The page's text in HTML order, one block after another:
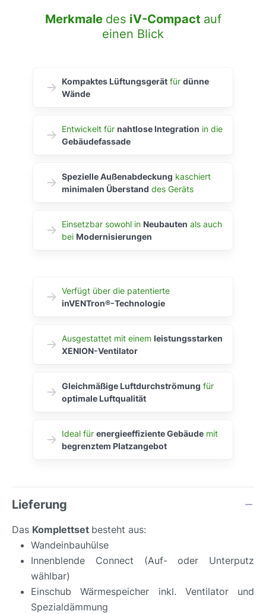
Merkmale des iV-Compact auf
einen Blick
Kompaktes Lüftungsgerät für dünne
Wände
Entwickelt für nahtlose Integration in die
Gebäudefassade
Spezielle Außenabdeckung kaschiert
minimalen Überstand des Geräts
Einsetzbar sowohl in Neubauten als auch
bei Modernisierungen
Verfügt über die patentierte
inVENTron®-Technologie
Ausgestattet mit einem leistungsstarken
XENION-Ventilator
Gleichmäßige Luftdurchströmung für
optimale Luftqualität
Ideal für energieeffiziente Gebäude mit
begrenztem Platzangebot
Lieferung
Das Komplettset besteht aus:
Wandeinbauhülse
Innenblende Connect (Auf- oder Unterputz
wählbar)
Einschub Wärmespeicher inkl. Ventilator und
Spezialdämmung